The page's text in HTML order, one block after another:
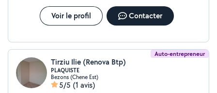
Voir le profil Contacter
Auto-entrepreneur
Tirziu Ilie (Renova Btp)
PLAQUISTE
Bezons (Chene Est)
5/5 (1 avis)